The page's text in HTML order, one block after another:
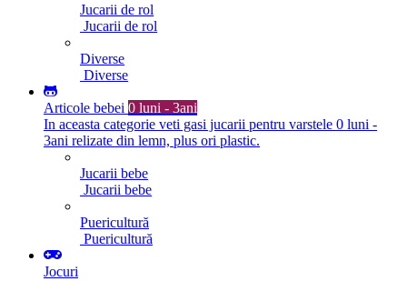
Jucarii de rol
Jucarii de rol
Diverse
Diverse
Articole bebei 0 luni - 3ani
In aceasta categorie veti gasi jucarii pentru varstele 0 luni -
3ani relizate din lemn, plus ori plastic.
Jucarii bebe
Jucarii bebe
Puericultură
Puericultură
Jocuri